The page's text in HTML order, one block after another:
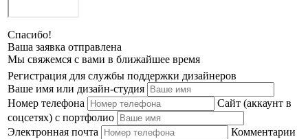
Спасибо!
Ваша заявка отправлена
Мы свяжемся с вами в ближайшее время
Регистрация для службы поддержки дизайнеров
Ваше имя или дизайн-студия
Номер телефона
Сайт (аккаунт в
соцсетях) с портфолио
Электронная почта
Комментарии